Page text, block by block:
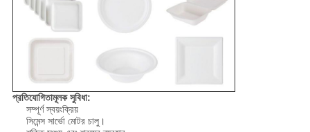
প্রতিযোগিতামূলক সুবিধা:
সম্পূর্ণ স্বয়ংক্রিয়
সিমেন্স সার্ভো মোটর চালু।